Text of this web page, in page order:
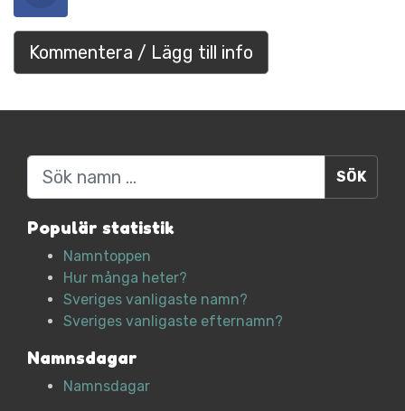
Kommentera / Lägg till info
Sök
Populär statistik
Namntoppen
Hur många heter?
Sveriges vanligaste namn?
Sveriges vanligaste efternamn?
Namnsdagar
Namnsdagar